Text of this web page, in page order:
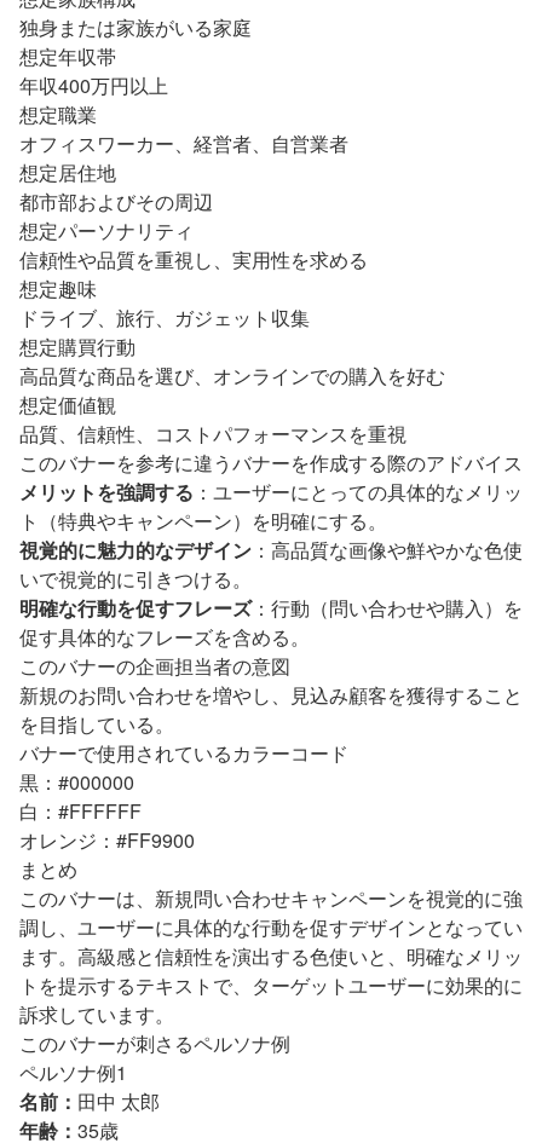
独身または家族がいる家庭
想定年収帯
年収400万円以上
想定職業
オフィスワーカー、経営者、自営業者
想定居住地
都市部およびその周辺
想定パーソナリティ
信頼性や品質を重視し、実用性を求める
想定趣味
ドライブ、旅行、ガジェット収集
想定購買行動
高品質な商品を選び、オンラインでの購入を好む
想定価値観
品質、信頼性、コストパフォーマンスを重視
このバナーを参考に違うバナーを作成する際のアドバイス
メリットを強調する ：ユーザーにとっての具体的なメリッ
ト（特典やキャンペーン）を明確にする。
視覚的に魅力的なデザイン ：高品質な画像や鮮やかな色使
いで視覚的に引きつける。
明確な行動を促すフレーズ：行動（問い合わせや購入）を
促す具体的なフレーズを含める。
このバナーの企画担当者の意図
新規のお問い合わせを増やし、見込み顧客を獲得すること
を目指している。
バナーで使用されているカラーコード
黒：#000000
白：#FFFFFF
オレンジ：#FF9900
まとめ
このバナーは、新規問い合わせキャンペーンを視覚的に強
調し、ユーザーに具体的な行動を促すデザインとなってい
ます。高級感と信頼性を演出する色使いと、明確なメリッ
トを提示するテキストで、ターゲットユーザーに効果的に
訴求しています。
このバナーが刺さるペルソナ例
ペルソナ例1
名前： 田中 太郎
年齢： 35歳